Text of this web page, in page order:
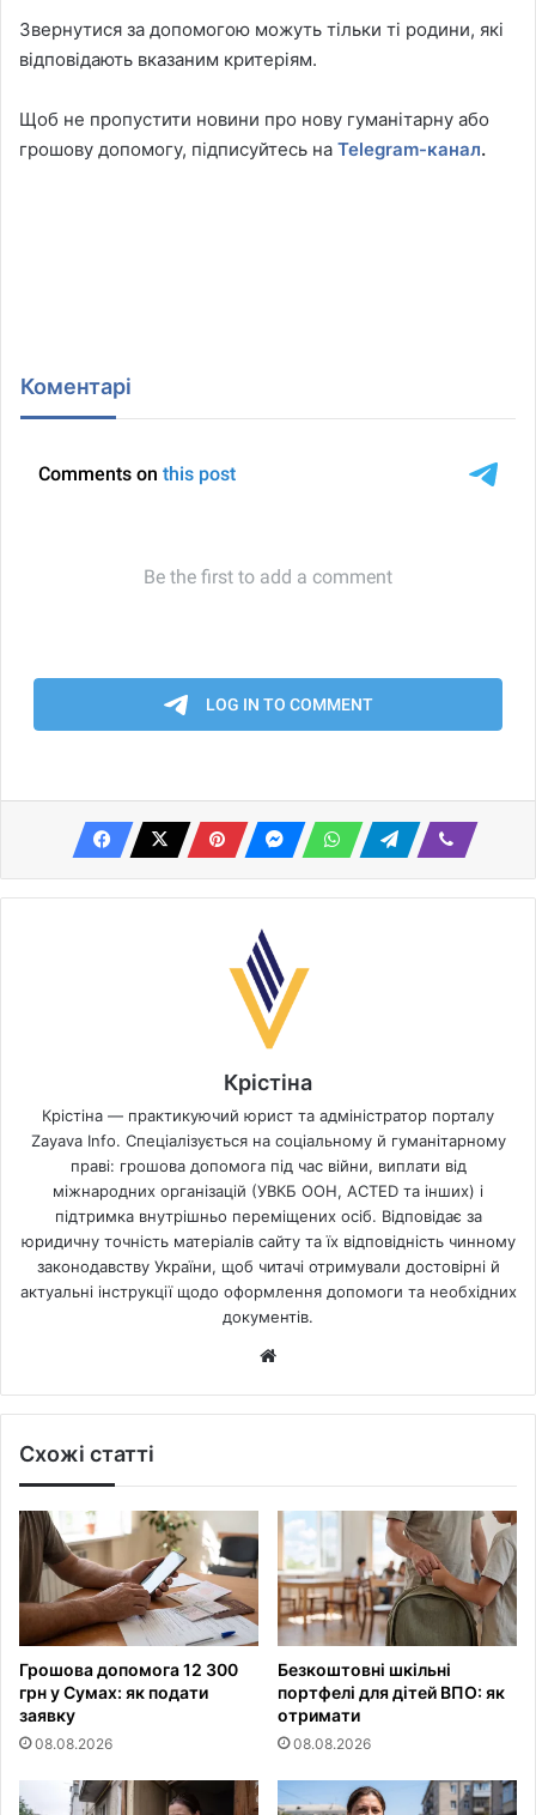
Звернутися за допомогою можуть тільки ті родини, які
відповідають вказаним критеріям.
Щоб не пропустити новини про нову гуманітарну або
грошову допомогу, підписуйтесь на Telegram-канал.
Коментарі
Крістіна
Крістіна — практикуючий юрист та адміністратор порталу
Zayava Info. Спеціалізується на соціальному й гуманітарному
праві: грошова допомога під час війни, виплати від
міжнародних організацій (УВКБ ООН, ACTED та інших) і
підтримка внутрішньо переміщених осіб. Відповідає за
юридичну точність матеріалів сайту та їх відповідність чинному
законодавству України, щоб читачі отримували достовірні й
актуальні інструкції щодо оформлення допомоги та необхідних
документів.
Схожі статті
Грошова допомога 12 300
грн у Сумах: як подати
заявку
08.08.2026
Безкоштовні шкільні
портфелі для дітей ВПО: як
отримати
08.08.2026